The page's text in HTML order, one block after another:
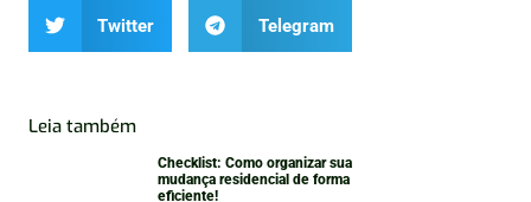
Twitter Telegram
Leia também
Checklist: Como organizar sua
mudança residencial de forma
eficiente!